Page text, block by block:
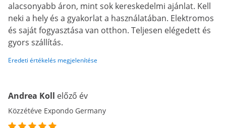
alacsonyabb áron, mint sok kereskedelmi ajánlat. Kell
neki a hely és a gyakorlat a használatában. Elektromos
és saját fogyasztása van otthon. Teljesen elégedett és
gyors szállítás.
Eredeti értékelés megjelenítése
Andrea Koll előző év
Közzétéve Expondo Germany